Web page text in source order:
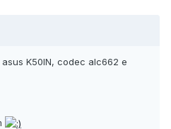
K50IN, codec alc662 e